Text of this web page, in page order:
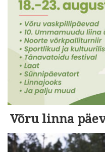
Võru linna